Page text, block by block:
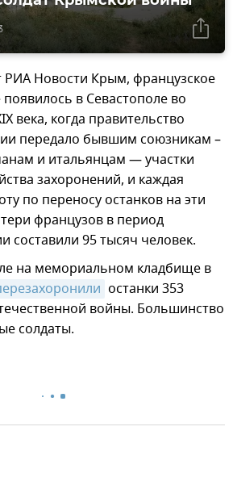
РИА Новости Крым, французское
в Севастополе во
века, когда правительство
передало бывшим союзникам –
и итальянцам — участки
захоронений, и каждая
по переносу останков на эти
французов в период
составили 95 тысяч человек.
на мемориальном кладбище в
останки 353
войны. Большинство
солдаты.